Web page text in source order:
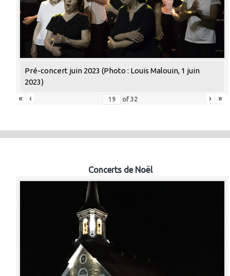
Pré-concert juin 2023 (Photo : Louis Malouin, 1 juin
2023)
«
‹ of 32 › »
Concerts de Noël